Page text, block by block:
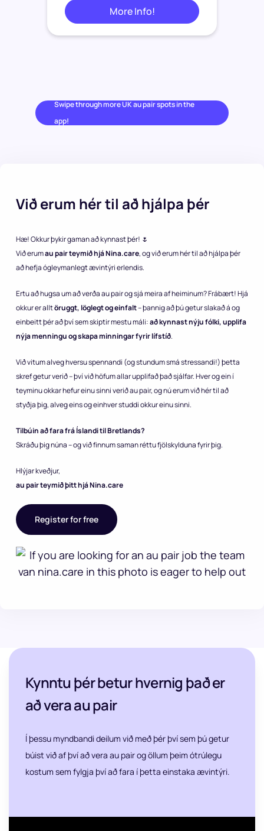
More Info!
Swipe through more UK au pair spots in the
app!
Við erum hér til að hjálpa þér
Hæ! Okkur þykir gaman að kynnast þér! 🌷
Við erumau pair teymið hjá Nina.care, og við erum hér til að hjálpa þér
að hefja ógleymanlegt ævintýri erlendis.
Ertu að hugsa um að verða au pair og sjá meira af heiminum? Frábært! Hjá
okkur er alltöruggt, löglegt og einfalt– þannig að þú getur slakað á og
einbeitt þér að því sem skiptir mestu máli:að kynnast nýju fólki, upplifa
nýja menningu og skapa minningar fyrir lífstíð.
Við vitum alveg hversu spennandi (og stundum smá stressandi!) þetta
skref getur verið – því við höfum allar upplifað það sjálfar. Hver og ein í
teyminu okkar hefur einu sinni verið au pair, og nú erum við hér til að
styðja þig, alveg eins og einhver studdi okkur einu sinni.
Tilbúin að fara frá Íslandi til Bretlands?
Skráðu þig núna – og við finnum saman réttu fjölskylduna fyrir þig.
Hlýjar kveðjur,
au pair teymið þitt hjá Nina.care
Register for free
Kynntu þér betur hvernig það er
að vera au pair
Í þessu myndbandi deilum við með þér því sem þú getur
búist við af því að vera au pair og öllum þeim ótrúlegu
kostum sem fylgja því að fara í þetta einstaka ævintýri.